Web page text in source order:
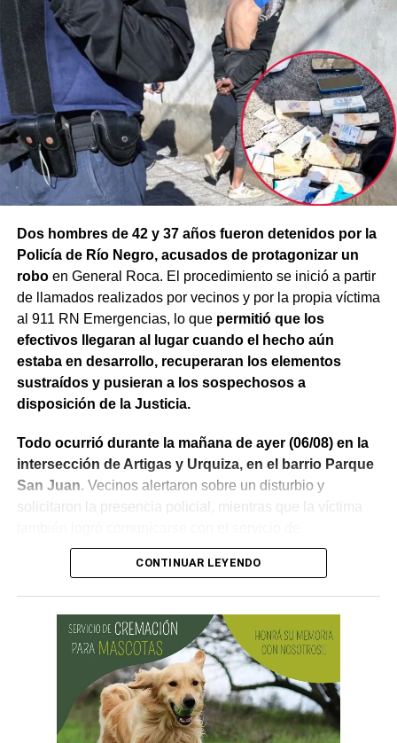
Dos hombres de 42 y 37 años fueron detenidos por la
Policía de Río Negro, acusados de protagonizar un
roboen General Roca. El procedimiento se inició a partir
de llamados realizados por vecinos y por la propia víctima
al 911 RN Emergencias, lo que permitió que los
efectivos llegaran al lugar cuando el hecho aún
estaba en desarrollo, recuperaran los elementos
sustraídos y pusieran a los sospechosos a
disposición de la Justicia.
Todo ocurrió durante la mañana de ayer (06/08) en la
intersección de Artigas y Urquiza, en el barrio Parque
San Juan. Vecinos alertaron sobre un disturbio y
emergencias para informar lo que estaba ocurriendo.
hombres le habían sustraído una bolsa con dinero en
efectivo y dos teléfonos celulares. En el lugar se
recuperó parte de los bienes robados y se detuvo al
primer involucrado.
En forma paralela, otra comisión policial se dirigió a
CONTINUAR LEYENDO